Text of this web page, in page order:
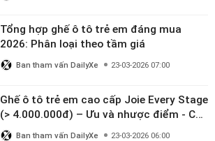
Tổng hợp ghế ô tô trẻ em đáng mua
2026: Phân loại theo tầm giá
Ban tham vấn DailyXe 23-03-2026 07:00
Ghế ô tô trẻ em cao cấp Joie Every Stage
(> 4.000.000đ) – Ưu và nhược điểm - Có
đáng đầu tư cho bé từ 0–12 tuổi?
Ban tham vấn DailyXe 23-03-2026 06:00